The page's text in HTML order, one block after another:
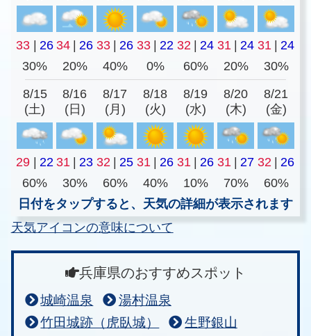
33 | 26 34 | 26 33 | 26 33 | 22 32 | 24 31 | 24 31 | 24
30%
20% 40% 0% 60% 20% 30%
8/15
(土)
8/16
(日)
8/17
(月)
8/18
(火)
8/19
(水)
8/20
(木)
8/21
(金)
29 | 22 31 | 23 32 | 25 31 | 26 31 | 26 31 | 27 32 | 26
60%
30% 60% 40% 10% 70%
60%
日付をタップすると、天気の詳細が表示されます
天気アイコンの意味について
兵庫県のおすすめスポット
城崎温泉
湯村温泉
竹田城跡（虎臥城）
生野銀山